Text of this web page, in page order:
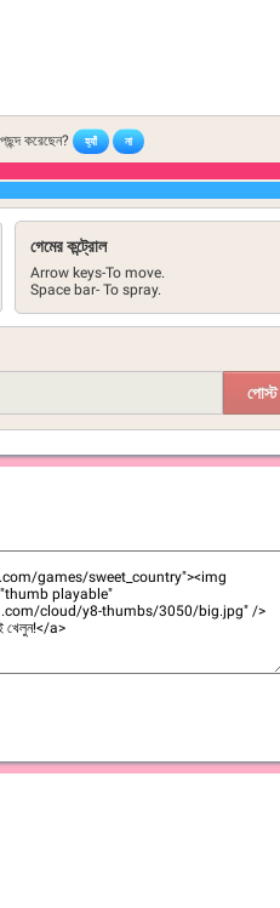
করেছেন? হ্যাঁ না
গেমের কন্ট্রোল
Arrow keys-To move.
Space bar- To spray.